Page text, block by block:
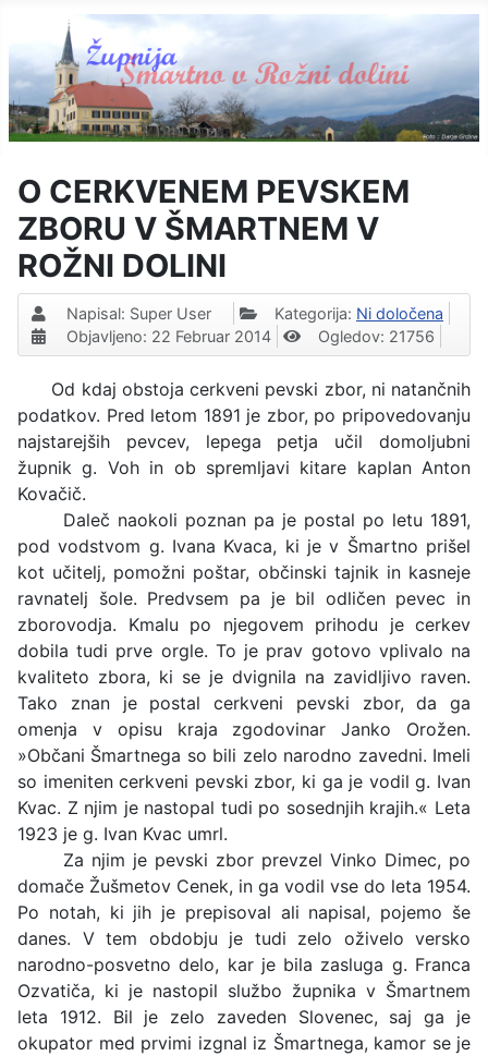
O CERKVENEM PEVSKEM
ZBORU V ŠMARTNEM V
ROŽNI DOLINI
Napisal: Super User Kategorija: Ni določena
Objavljeno: 22 Februar 2014
Ogledov: 21756
Od kdaj obstoja cerkveni pevski zbor, ni natančnih
podatkov. Pred letom 1891 je zbor, po pripovedovanju
najstarejših pevcev, lepega petja učil domoljubni
župnik g. Voh in ob spremljavi kitare kaplan Anton
Kovačič.
Daleč naokoli poznan pa je postal po letu 1891,
pod vodstvom g. Ivana Kvaca, ki je v Šmartno prišel
kot učitelj, pomožni poštar, občinski tajnik in kasneje
ravnatelj šole. Predvsem pa je bil odličen pevec in
zborovodja. Kmalu po njegovem prihodu je cerkev
dobila tudi prve orgle. To je prav gotovo vplivalo na
kvaliteto zbora, ki se je dvignila na zavidljivo raven.
Tako znan je postal cerkveni pevski zbor, da ga
omenja v opisu kraja zgodovinar Janko Orožen.
»Občani Šmartnega so bili zelo narodno zavedni. Imeli
so imeniten cerkveni pevski zbor, ki ga je vodil g. Ivan
Kvac. Z njim je nastopal tudi po sosednjih krajih.« Leta
1923 je g. Ivan Kvac umrl.
Za njim je pevski zbor prevzel Vinko Dimec, po
domače Žušmetov Cenek, in ga vodil vse do leta 1954.
Po notah, ki jih je prepisoval ali napisal, pojemo še
danes. V tem obdobju je tudi zelo oživelo versko
narodno-posvetno delo, kar je bila zasluga g. Franca
Ozvatiča, ki je nastopil službo župnika v Šmartnem
leta 1912. Bil je zelo zaveden Slovenec, saj ga je
okupator med prvimi izgnal iz Šmartnega, kamor se je